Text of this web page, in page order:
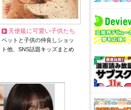
天使級に可愛い子供たち
ペットと子供の仲良しショッ
ト他、SNS話題キッズまとめ